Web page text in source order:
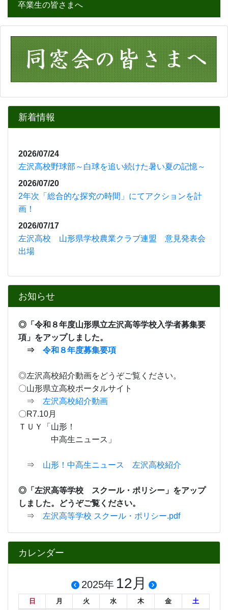
卒業生の皆さまへ
新着情報
2026/07/24
左沢高校野球部～白球を追い続けた暑い夏の記憶～
2026/07/20
2年次「総合的な探究の時間」にてアクションを計
画！
2026/07/17
左沢高校 山形県学校農業クラブ連盟 意見発表会
出場
お知らせ
◎「 令和８年度山形県立左沢高等学校入学者募集要
項」 をアップしました。
⇒ 令和８年度募集要項
◎左沢高校紹介動画をどうぞご覧ください。
〇山形県立高校ポータルサイト
⇒ 左沢高校紹介動画
〇R7.10月
ＴＵＹ「山形！
中高生ニュース」
⇒ 山形！中高生ニュース 左沢高校紹介
◎「左沢高等学校 スクール・ポリシー」をアップ
しました。どうぞご覧ください。
⇒ 左沢高等学校 スクール・ポリシー.pdf
カレンダー
2025年 12月
日 月 火 水 木 金
土